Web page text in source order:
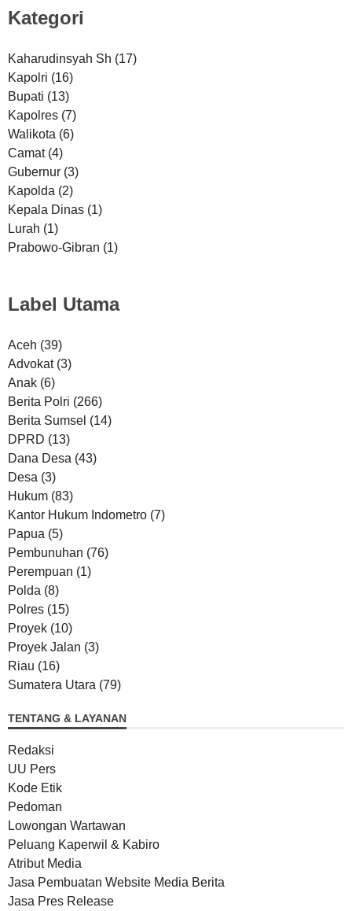
Kategori
Kaharudinsyah Sh (17)
Kapolri (16)
Bupati (13)
Kapolres (7)
Walikota (6)
Camat (4)
Gubernur (3)
Kapolda (2)
Kepala Dinas (1)
Lurah (1)
Prabowo-Gibran (1)
Label Utama
Aceh (39)
Advokat (3)
Anak (6)
Berita Polri (266)
Berita Sumsel (14)
DPRD (13)
Dana Desa (43)
Desa (3)
Hukum (83)
Kantor Hukum Indometro (7)
Papua (5)
Pembunuhan (76)
Perempuan (1)
Polda (8)
Polres (15)
Proyek (10)
Proyek Jalan (3)
Riau (16)
Sumatera Utara (79)
TENTANG & LAYANAN
Redaksi
UU Pers
Kode Etik
Pedoman
Lowongan Wartawan
Peluang Kaperwil & Kabiro
Atribut Media
Jasa Pembuatan Website Media Berita
Jasa Pres Release